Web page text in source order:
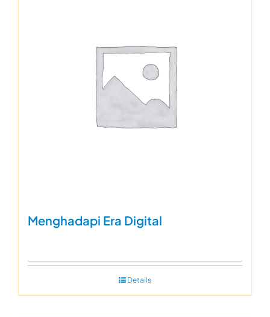
Menghadapi Era Digital
Details